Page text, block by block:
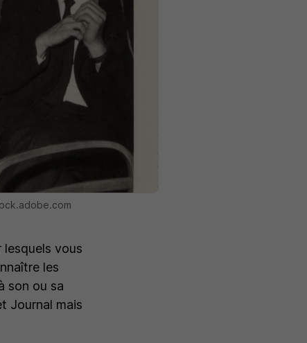
vous
les
son ou sa
Journal mais